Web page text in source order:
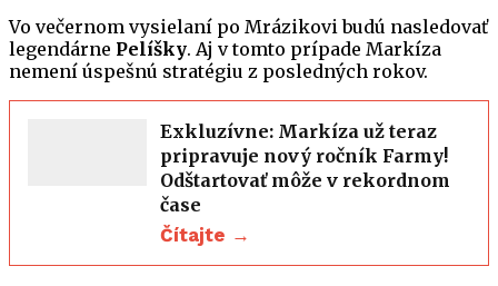
Vo večernom vysielaní po Mrázikovi budú nasledovať
legendárne Pelíšky. Aj v tomto prípade Markíza
nemení úspešnú stratégiu z posledných rokov.
Exkluzívne: Markíza už teraz
pripravuje nový ročník Farmy!
Odštartovať môže v rekordnom
čase
Čítajte →